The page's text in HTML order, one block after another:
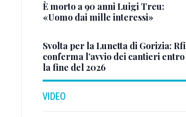
È morto a 90 anni Luigi Treu:
«Uomo dai mille interessi»
Svolta per la Lunetta di Gorizia: Rfi
conferma l’avvio dei cantieri entro
la fine del 2026
VIDEO